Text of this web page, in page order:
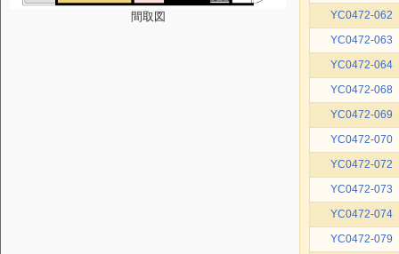
間取図
YC0472-062
YC0472-063
YC0472-064
YC0472-068
YC0472-069
YC0472-070
YC0472-072
YC0472-073
YC0472-074
YC0472-079